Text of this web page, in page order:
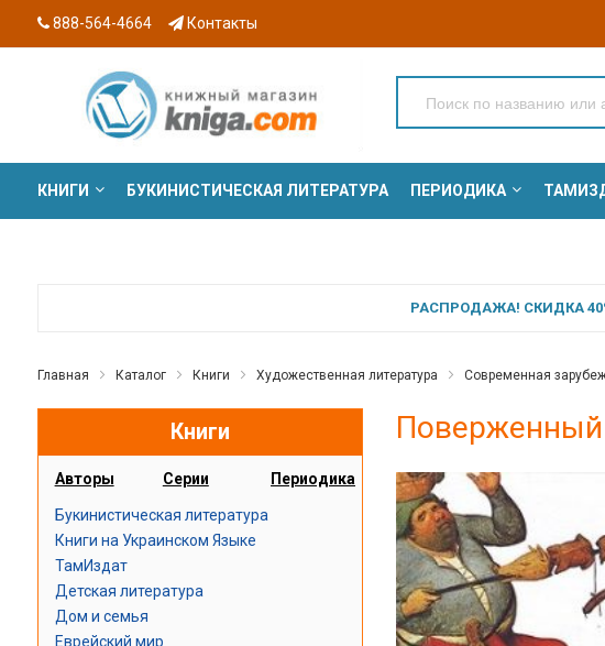
888-564-4664 Контакты
КНИГИ БУКИНИСТИЧЕСКАЯ ЛИТЕРАТУРА ПЕРИОДИКА
РАСПРОДАЖА! СКИДКА
Главная Каталог Книги Художественная литература Современная
Книги
Авторы Серии Периодика
Букинистическая литература
Книги на Украинском Языке
ТамИздат
Детская литература
Дом и семья
Еврейский мир